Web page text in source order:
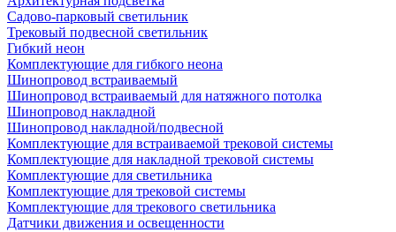
Садово-парковый светильник
Трековый подвесной светильник
Гибкий неон
Комплектующие для гибкого неона
Шинопровод встраиваемый
Шинопровод встраиваемый для натяжного потолка
Шинопровод накладной
Шинопровод накладной/подвесной
Комплектующие для встраиваемой трековой системы
Комплектующие для накладной трековой системы
Комплектующие для светильника
Комплектующие для трековой системы
Комплектующие для трекового светильника
Датчики движения и освещенности